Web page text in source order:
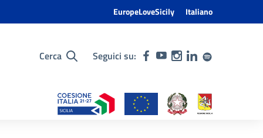
EuropeLoveSicily Italiano
Cerca Seguici su: